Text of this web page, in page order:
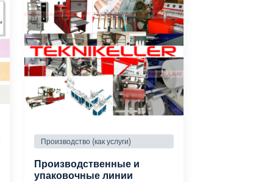
Производство (как услуги)
Производственные и
упаковочные линии